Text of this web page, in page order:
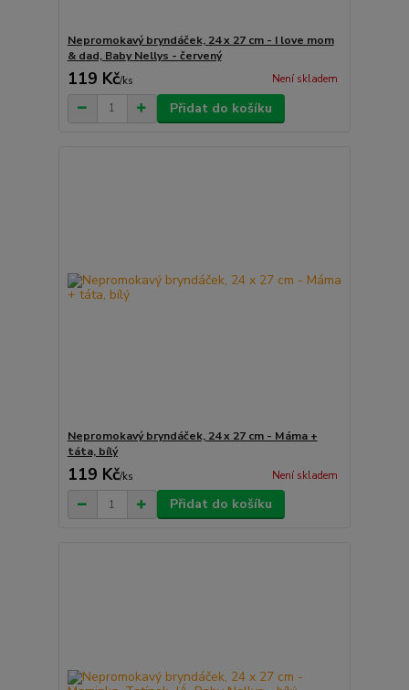
Nepromokavý bryndáček, 24 x 27 cm - I love mom
& dad, Baby Nellys - červený
119 Kč/ks Není skladem
Přidat do košíku
Nepromokavý bryndáček, 24 x 27 cm - Máma +
táta, bílý
119 Kč/ks Není skladem
Přidat do košíku